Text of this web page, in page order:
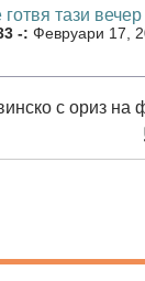
тази
-: Февруари 17,
с ориз на